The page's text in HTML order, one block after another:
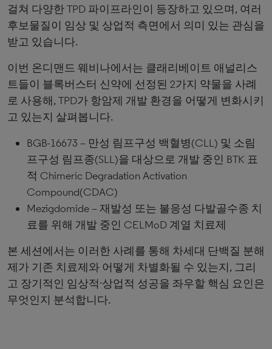
걸쳐 다양한 TPD 파이프라인이 등장하고 있으며, 여러
후보물질이 임상 및 상업적 측면에서 의미 있는 관심을
받고 있습니다.
이번 온디맨드 웨비나에서는 클래리베이트 애널리스
트들이 블록버스터 신약에 선정된 2가지 약물을 사례
로 사용해, TPD가 항암제 개발 환경을 어떻게 변화시키
고 있는지 살펴봅니다.
BGB-16673 – 만성 림프구성 백혈병(CLL) 및 소림
프구성 림프종(SLL)을 대상으로 개발 중인 BTK 표
적 Chimeric Degradation Activation
Compound(CDAC)
Mezigdomide – 재발성 또는 불응성 다발골수종 치
료를 위해 개발 중인 CELMoD 계열 치료제
본 세션에서는 이러한 사례를 통해 차세대 단백질 분해
제가 기존 치료제와 어떻게 차별화될 수 있는지, 그리
고 장기적인 임상적·상업적 성공을 좌우할 핵심 요인은
무엇인지 분석합니다.